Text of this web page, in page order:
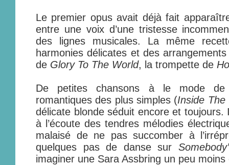
Le premier opus avait déjà fait
entre une voix d’une tristesse
des lignes musicales. La même
harmonies délicates et des
de Glory To The World, la trompette de
De petites chansons à le mode
romantiques des plus simples (Inside The
délicate blonde séduit encore et
à l’écoute des tendres mélodies
malaisé de ne pas succomber à
quelques pas de danse sur
imaginer une Sara Assbring un peu moins